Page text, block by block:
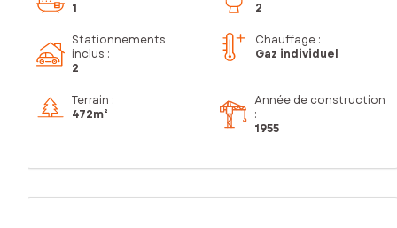
1
2
Stationnements
inclus :
2
Chauffage :
Gaz individuel
Terrain :
472m²
Année de construction
:
1955